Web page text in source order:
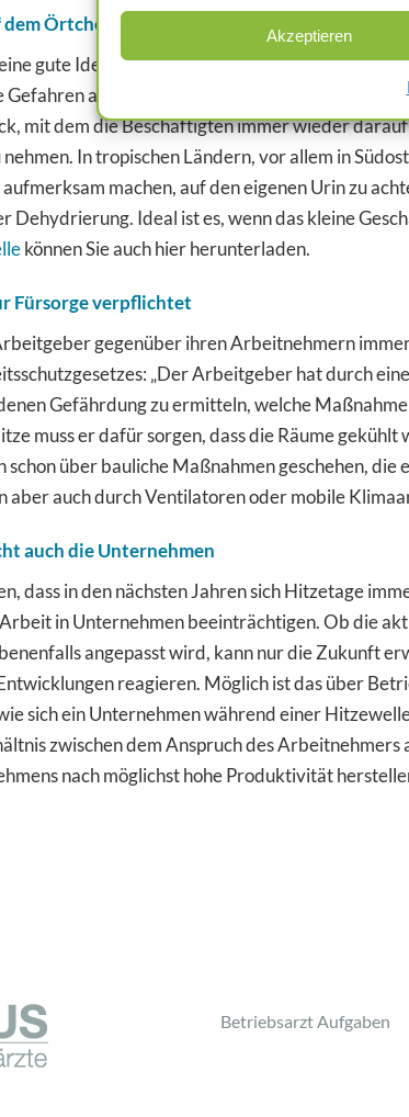
Akzeptieren
Örtchen
gute Idee, wenn der Betriebsarzt vor Beginn
aufklärt, die zu hoher Flüssigkeitsverlust
mit dem die Beschäftigten immer wieder
nehmen. In tropischen Ländern, vor allem in
machen, auf den eigenen Urin zu
Dehydrierung. Ideal ist es, wenn das kleine
können Sie auch hier herunterladen.
Fürsorge verpflichtet
gegenüber ihren Arbeitnehmern
„Der Arbeitgeber hat durch
Gefährdung zu ermitteln, welche
muss er dafür sorgen, dass die Räume
schon über bauliche Maßnahmen geschehen, die
aber auch durch Ventilatoren oder mobile
auch die Unternehmen
dass in den nächsten Jahren sich Hitzetage
in Unternehmen beeinträchtigen. Ob die
angepasst wird, kann nur die Zukunft
reagieren. Möglich ist das über
sich ein Unternehmen während einer
zwischen dem Anspruch des
nach möglichst hohe Produktivität
Betriebsarzt Aufgaben